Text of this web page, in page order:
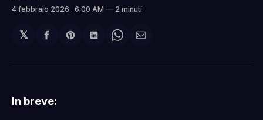
4 febbraio 2026 . 6:00 AM 2 minuti
𝕏
Condividi
Facebook
Share
Pinterest
Condividi
LinkedIn
Share
WhatsApp
Condividi
email
In breve: